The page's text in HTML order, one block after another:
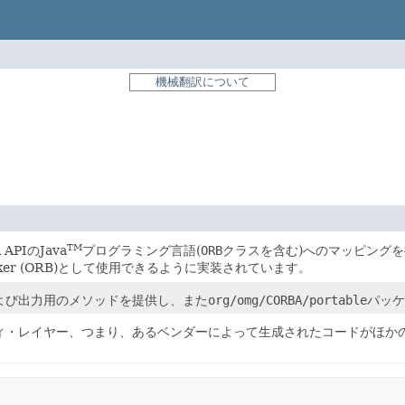
機械翻訳について
APIのJavaTMプログラミング言語(ORBクラスを含む)へのマッピング
(ORB)として使用できるように実装されています。
び出力用のメソッドを提供し、またorg/omg/CORBA/portableパッ
・レイヤー、つまり、あるベンダーによって生成されたコードがほ